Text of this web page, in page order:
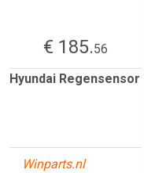
€ 185.56
Hyundai Regensensor
Winparts.nl